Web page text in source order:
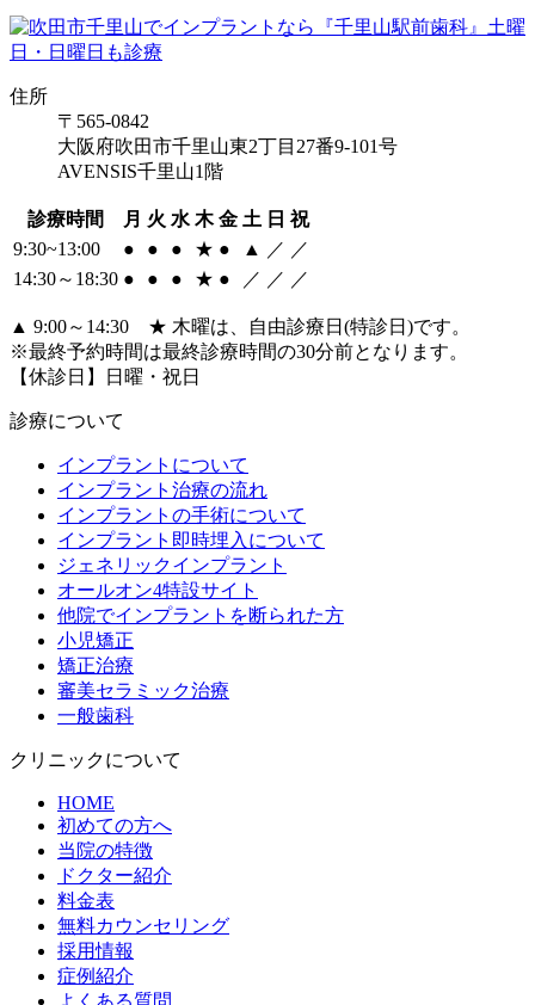
住所
〒565-0842
大阪府吹田市千里山東2丁目27番9-101号
AVENSIS千里山1階
診療時間 月 火 水 木 金 土 日 祝
9:30~13:00
● ● ● ★ ● ▲ ／ ／
14:30～18:30 ● ● ● ★ ● ／ ／ ／
▲ 9:00～14:30 ★ 木曜は、自由診療日(特診日)です。
※最終予約時間は最終診療時間の30分前となります。
【休診日】日曜・祝日
診療について
インプラントについて
インプラント治療の流れ
インプラントの手術について
インプラント即時埋入について
ジェネリックインプラント
オールオン4特設サイト
他院でインプラントを断られた方
小児矯正
矯正治療
審美セラミック治療
一般歯科
クリニックについて
HOME
初めての方へ
当院の特徴
ドクター紹介
料金表
無料カウンセリング
採用情報
症例紹介
よくある質問